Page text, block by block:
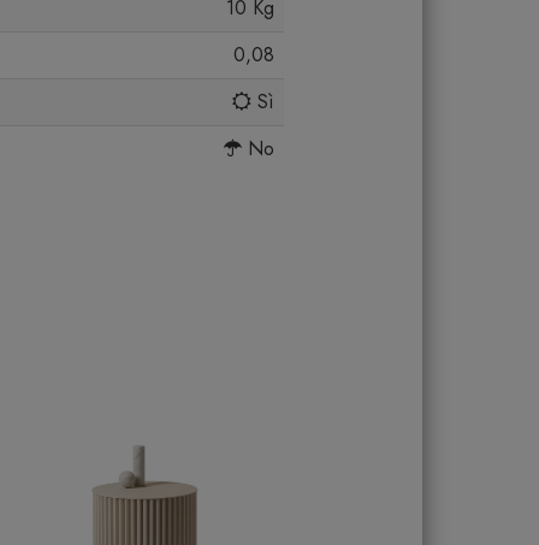
10 Kg
0,08
Sì
No